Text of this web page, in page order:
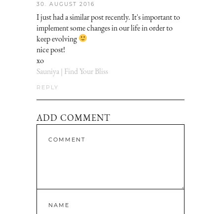
30. AUGUST 2016
I just had a similar post recently. It's important to
implement some changes in our life in order to
keep evolving
nice post!
xo
Sauniya | Find Your Bliss
REPLY
ADD COMMENT